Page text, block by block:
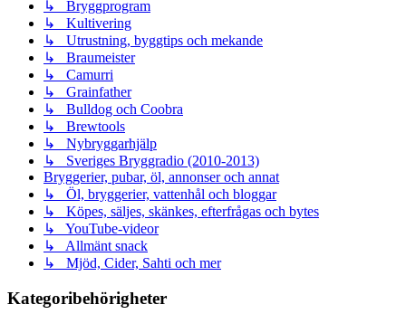
↳ Bryggprogram
↳ Kultivering
↳ Utrustning, byggtips och mekande
↳ Braumeister
↳ Camurri
↳ Grainfather
↳ Bulldog och Coobra
↳ Brewtools
↳ Nybryggarhjälp
↳ Sveriges Bryggradio (2010-2013)
Bryggerier, pubar, öl, annonser och annat
↳ Öl, bryggerier, vattenhål och bloggar
↳ Köpes, säljes, skänkes, efterfrågas och bytes
↳ YouTube-videor
↳ Allmänt snack
↳ Mjöd, Cider, Sahti och mer
Kategoribehörigheter